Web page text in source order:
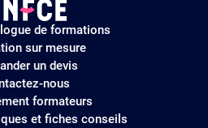
Logo
sitede formations
sur mesure
un devis
nous
formateurs
et fiches conseils